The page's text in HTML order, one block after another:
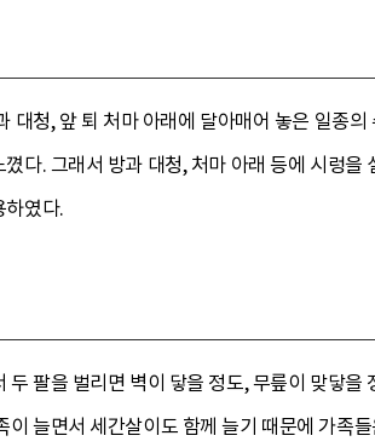
대청, 앞 퇴 처마 아래에 달아매어 놓은 일종
다. 그래서 방과 대청, 처마 아래 등에 시렁
하였다.
두 팔을 벌리면 벽이 닿을 정도, 무릎이 맞닿
이 늘면서 세간살이도 함께 늘기 때문에 가족